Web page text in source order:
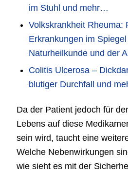
im Stuhl und mehr…
Volkskrankheit Rheuma:
Erkrankungen im
Naturheilkunde und der
Colitis Ulcerosa –
blutiger Durchfall und
Da der Patient jedoch für
Lebens auf diese
sein wird, taucht eine
Welche Nebenwirkungen
wie sieht es mit der